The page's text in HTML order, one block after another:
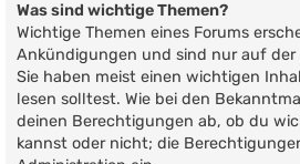
Was sind wichtige Themen?
Wichtige Themen eines Forums
Ankündigungen und sind nur auf der
Sie haben meist einen wichtigen
lesen solltest. Wie bei den
deinen Berechtigungen ab, ob du
kannst oder nicht; die